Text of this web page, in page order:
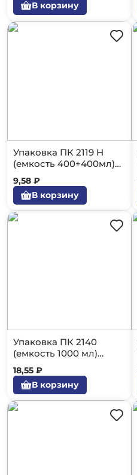
В корзину
Упаковка ПК 2119 Н
(емкость 400+400мл)
400шт.
9,58 ₽
В корзину
Упаковка ПК 2140
(емкость 1000 мл)
200шт.
18,55 ₽
В корзину